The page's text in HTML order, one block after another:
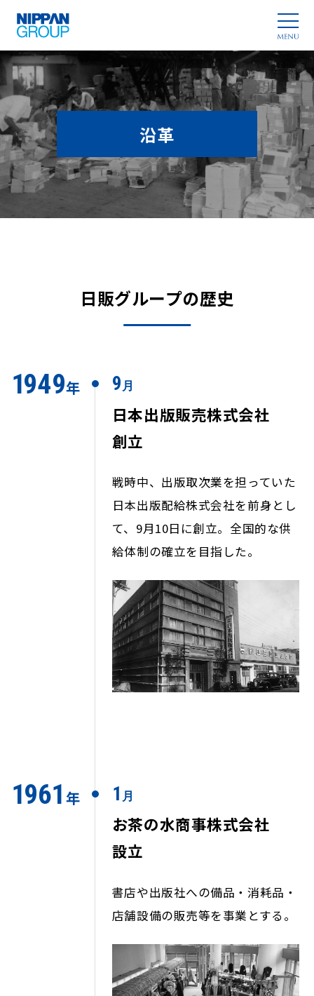
沿革
日販グループの歴史
1949年 9 月
日本出版販売株式会社
創立
戦時中、出版取次業を担っていた
日本出版配給株式会社を前身とし
て、9月10日に創立。全国的な供
給体制の確立を目指した。
1961 年 1 月
お茶の水商事株式会社
設立
書店や出版社への備品・消耗品・
店舗設備の販売等を事業とする。